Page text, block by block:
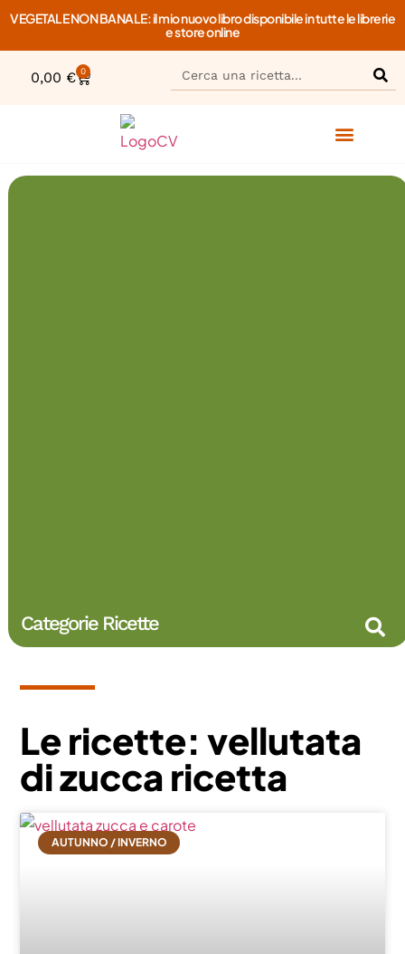
VEGETALE NON BANALE: il mio nuovo libro disponibile in tutte le librerie
e store online
0,00 € 0
Categorie Ricette
Le ricette: vellutata
di zucca ricetta
AUTUNNO / INVERNO